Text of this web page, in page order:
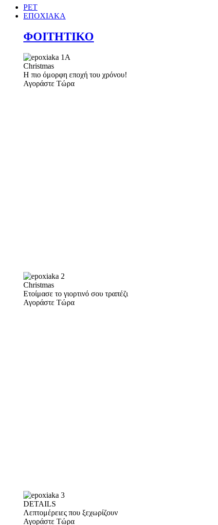
PET
ΕΠΟΧΙΑΚΑ
ΦΟΙΤΗΤΙΚΟ
Christmas
Η πιο όμορφη εποχή του χρόνου!
Αγοράστε Τώρα
Christmas
Ετοίμασε το γιορτινό σου τραπέζι
Αγοράστε Τώρα
DETAILS
Λεπτομέρειες που ξεχωρίζουν
Αγοράστε Τώρα